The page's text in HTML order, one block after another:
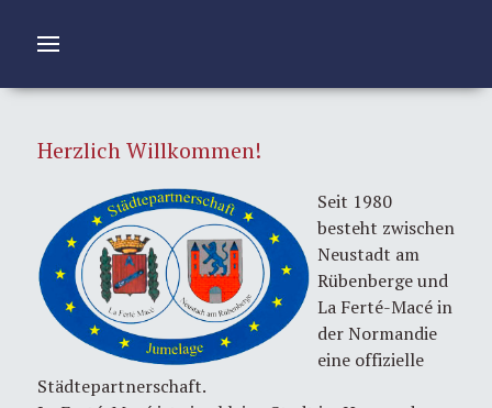
Herzlich Willkommen!
Seit 1980
besteht zwischen
Neustadt am
Rübenberge und
La Ferté-Macé in
der Normandie
eine offizielle
Städtepartnerschaft.